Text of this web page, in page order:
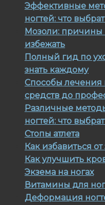
Эффективные
ногтей: что
Мозоли: причины
избежать
Полный гид по
знать каждому
Способы лечения
средств до
Различные
ногтей: что
Стопы атлета
Как избавиться от
Как улучшить
Экзема на ногах
Витамины для
Деформация